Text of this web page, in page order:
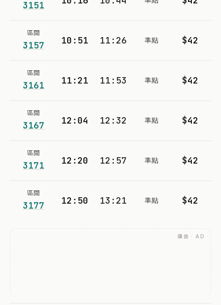
3151
區間
3157 10:51 11:26 準點 $42
區間
3161 11:21 11:53 準點 $42
區間
3167 12:04 12:32 準點 $42
區間
3171 12:20 12:57 準點 $42
區間
3177 12:50 13:21 準點 $42
廣告 · AD